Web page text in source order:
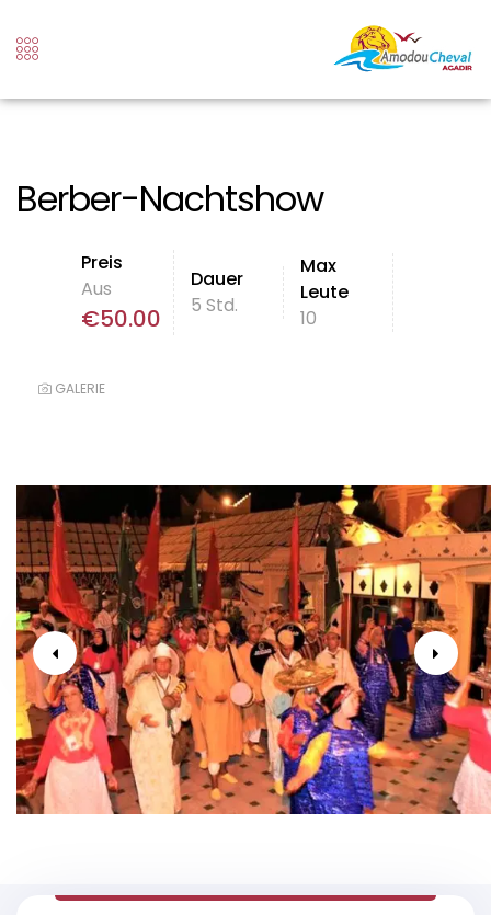
Berber-Nachtshow
Preis
Aus
€50.00
Dauer
5 Std.
Max
Leute
10
GALERIE